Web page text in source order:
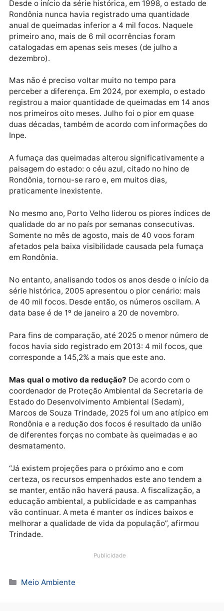
relação ao mesmo período de 2024.
Publicidade
Desde o início da série histórica, em 1998, o estado
anual de queimadas inferior a 4 mil focos. Naquele
primeiro ano, mais de 6 mil ocorrências foram
catalogadas em apenas seis meses (de julho a
dezembro).
perceber a diferença. Em 2024, por exemplo, o
registrou a maior quantidade de queimadas em 14
nos primeiros oito meses. Julho foi o pior em quase
duas décadas, também de acordo com informações
A fumaça das queimadas alterou significativamente
paisagem do estado: o céu azul, citado no hino de
Rondônia, tornou-se raro e, em muitos dias,
No mesmo ano, Porto Velho liderou os piores índices
qualidade do ar no país por semanas consecutivas.
Somente no mês de agosto, mais de 40 voos foram
afetados pela baixa visibilidade causada pela
em Rondônia.
série histórica, 2005 apresentou o pior cenário: mais
de 40 mil focos. Desde então, os números oscilam. A
data base é de 1º de janeiro a 20 de novembro.
Para fins de comparação, até 2025 o menor número
focos havia sido registrado em 2013: 4 mil focos,
Mas qual o motivo da redução?De acordo com o
coordenador de Proteção Ambiental da Secretaria
Estado do Desenvolvimento Ambiental (Sedam),
Marcos de Souza Trindade, 2025 foi um ano atípico
Rondônia e a redução dos focos é resultado da união
de diferentes forças no combate às queimadas e ao
“Já existem projeções para o próximo ano e com
certeza, os recursos empenhados este ano tendem a